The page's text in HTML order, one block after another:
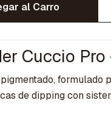
al Carro
Cuccio
formulado
de dipping con